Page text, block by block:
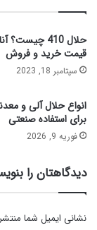
حلال 410
قیمت خرید و فروش
سپتامبر 18, 2023
برای استفاده صنعتی
فوریه 9, 2026
دیدگاهتان را
نشانی ایمیل شما